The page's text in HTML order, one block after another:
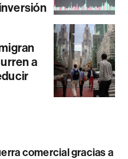
a
comercial gracias a